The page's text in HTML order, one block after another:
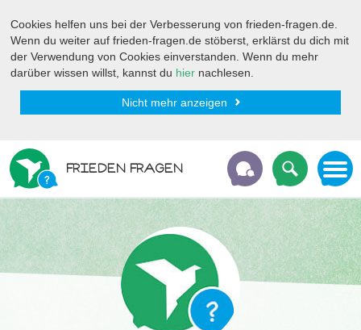
Cookies helfen uns bei der Verbesserung von frieden-fragen.de.
Wenn du weiter auf frieden-fragen.de stöberst, erklärst du dich mit
der Verwendung von Cookies einverstanden. Wenn du mehr
darüber wissen willst, kannst du hier nachlesen.
Nicht mehr anzeigen
FRIEDEN FRAGEN